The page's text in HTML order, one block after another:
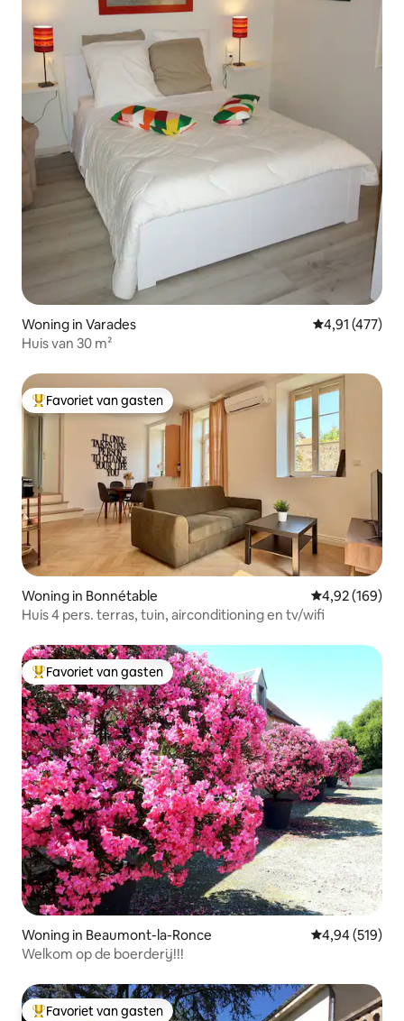
Woning in Varades Gemiddelde
4,91 (477)
Huis van 30 m²
Topfavoriet van gasten
Favoriet van gasten
Woning in Bonnétable Gemiddelde
4,92 (169)
Huis 4 pers. terras, tuin, airconditioning en tv/wifi
Topfavoriet van gasten
Favoriet van gasten
Woning in Beaumont-la-Ronce Gemiddelde
4,94 (519)
Welkom op de boerderij!!!
Favoriet van gasten